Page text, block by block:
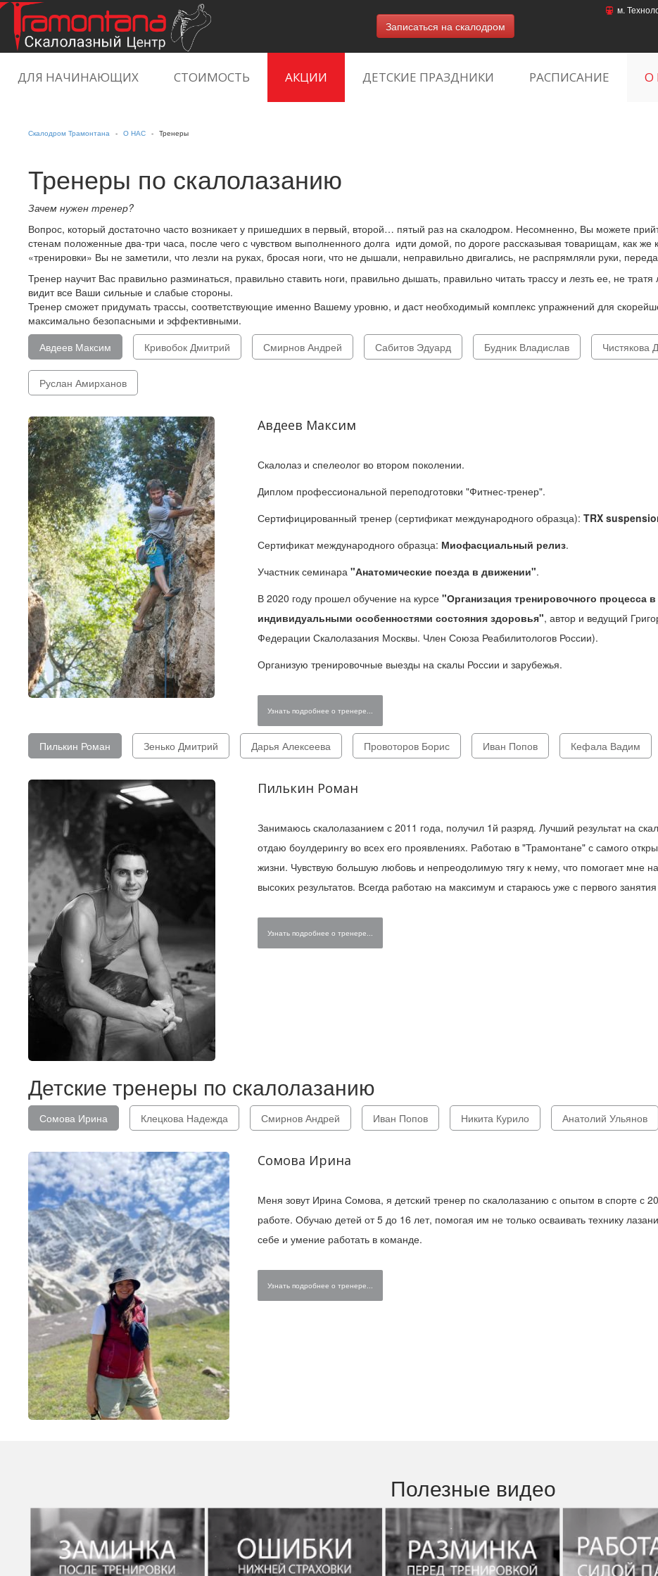
Записаться на скалодром
м.
ДЛЯ НАЧИНАЮЩИХ СТОИМОСТЬ АКЦИИ ДЕТСКИЕ ПРАЗДНИКИ РАСПИСАНИЕ О
Скалодром Трамонтана О НАС Тренеры
Тренеры по скалолазанию
Зачем нужен тренер?
Вопрос, который достаточно часто возникает у пришедших в первый, второй… пятый раз на скалодром. Несомненно, Вы можете
стенам положенные два-три часа, после чего с чувством выполненного долга идти домой, по дороге рассказывая товарищам, как
«тренировки» Вы не заметили, что лезли на руках, бросая ноги, что не дышали, неправильно двигались, не распрямляли руки,
Тренер научит Вас правильно разминаться, правильно ставить ноги, правильно дышать, правильно читать трассу и лезть ее, не
видит все Ваши сильные и слабые стороны.
Тренер сможет придумать трассы, соответствующие именно Вашему уровню, и даст необходимый комплекс упражнений для
максимально безопасными и эффективными.
Авдеев Максим
Кривобок Дмитрий Смирнов Андрей Сабитов Эдуард Будник Владислав Чистякова
Руслан Амирханов
Авдеев Максим
Скалолаз и спелеолог во втором поколении.
Диплом профессиональной переподготовки "Фитнес-тренер".
Сертифицированный тренер (сертификат международного образца): TRX
Сертификат международного образца: Миофасциальный релиз.
Участник семинара "Анатомические поезда в движении".
В 2020 году прошел обучение на курсе "Организация тренировочного процесса
индивидуальными особенностями состояния здоровья", автор и ведущий
Федерации Скалолазания Москвы. Член Союза Реабилитологов России).
Организую тренировочные выезды на скалы России и зарубежья.
Узнать подробнее о тренере...
Пилькин Роман Зенько Дмитрий Дарья Алексеева Провоторов Борис Иван Попов Кефала Вадим
Пилькин Роман
Занимаюсь скалолазанием с 2011 года, получил 1й разряд. Лучший результат на
отдаю боулдерингу во всех его проявлениях. Работаю в "Трамонтане" с самого
жизни. Чувствую большую любовь и непреодолимую тягу к нему, что помогает мне
высоких результатов. Всегда работаю на максимум и стараюсь уже с первого
Узнать подробнее о тренере...
Детские тренеры по скалолазанию
Сомова Ирина Клецкова Надежда Смирнов Андрей Иван Попов Никита Курило Анатолий Ульянов
Сомова Ирина
Меня зовут Ирина Сомова, я детский тренер по скалолазанию с опытом в спорте с
работе. Обучаю детей от 5 до 16 лет, помогая им не только осваивать технику
себе и умение работать в команде.
Узнать подробнее о тренере...
Полезные видео